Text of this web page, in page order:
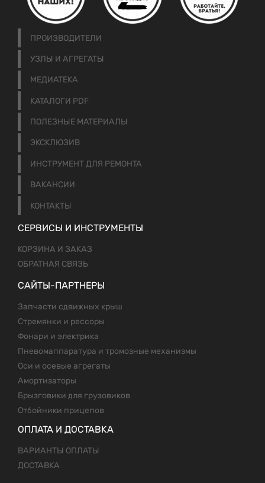
ПРОИЗВОДИТЕЛИ
УЗЛЫ И АГРЕГАТЫ
МЕДИАТЕКА
КАТАЛОГИ PDF
ПОЛЕЗНЫЕ МАТЕРИАЛЫ
ЭКСКЛЮЗИВ
ИНСТРУМЕНТ ДЛЯ РЕМОНТА
ВАКАНСИИ
КОНТАКТЫ
СЕРВИСЫ И ИНСТРУМЕНТЫ
КОРЗИНА И ЗАКАЗ
ОБРАТНАЯ СВЯЗЬ
САЙТЫ-ПАРТНЕРЫ
Запчасти сдвижных крыш
Стремянки и рессоры
Фонари и электрика
Пневомаппаратура и тромозные механизмы
Оси и осевые агрегаты
Амортизаторы
Брызговики для грузовиков
Отбойники прицепов
ОПЛАТА И ДОСТАВКА
ВАРИАНТЫ ОПЛАТЫ
ДОСТАВКА